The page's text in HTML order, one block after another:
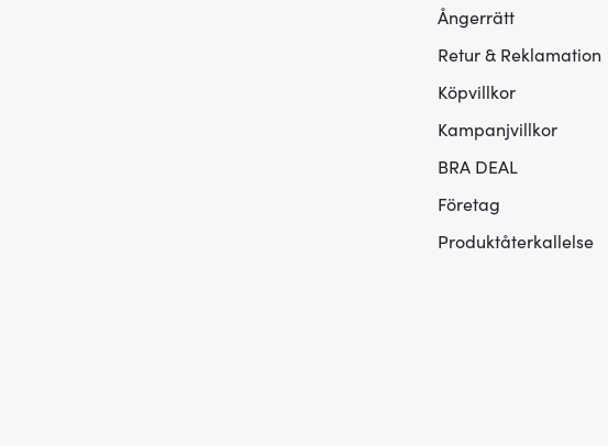
Ångerrätt
Retur & Reklamation
Köpvillkor
Kampanjvillkor
BRA DEAL
Företag
Produktåterkallelse